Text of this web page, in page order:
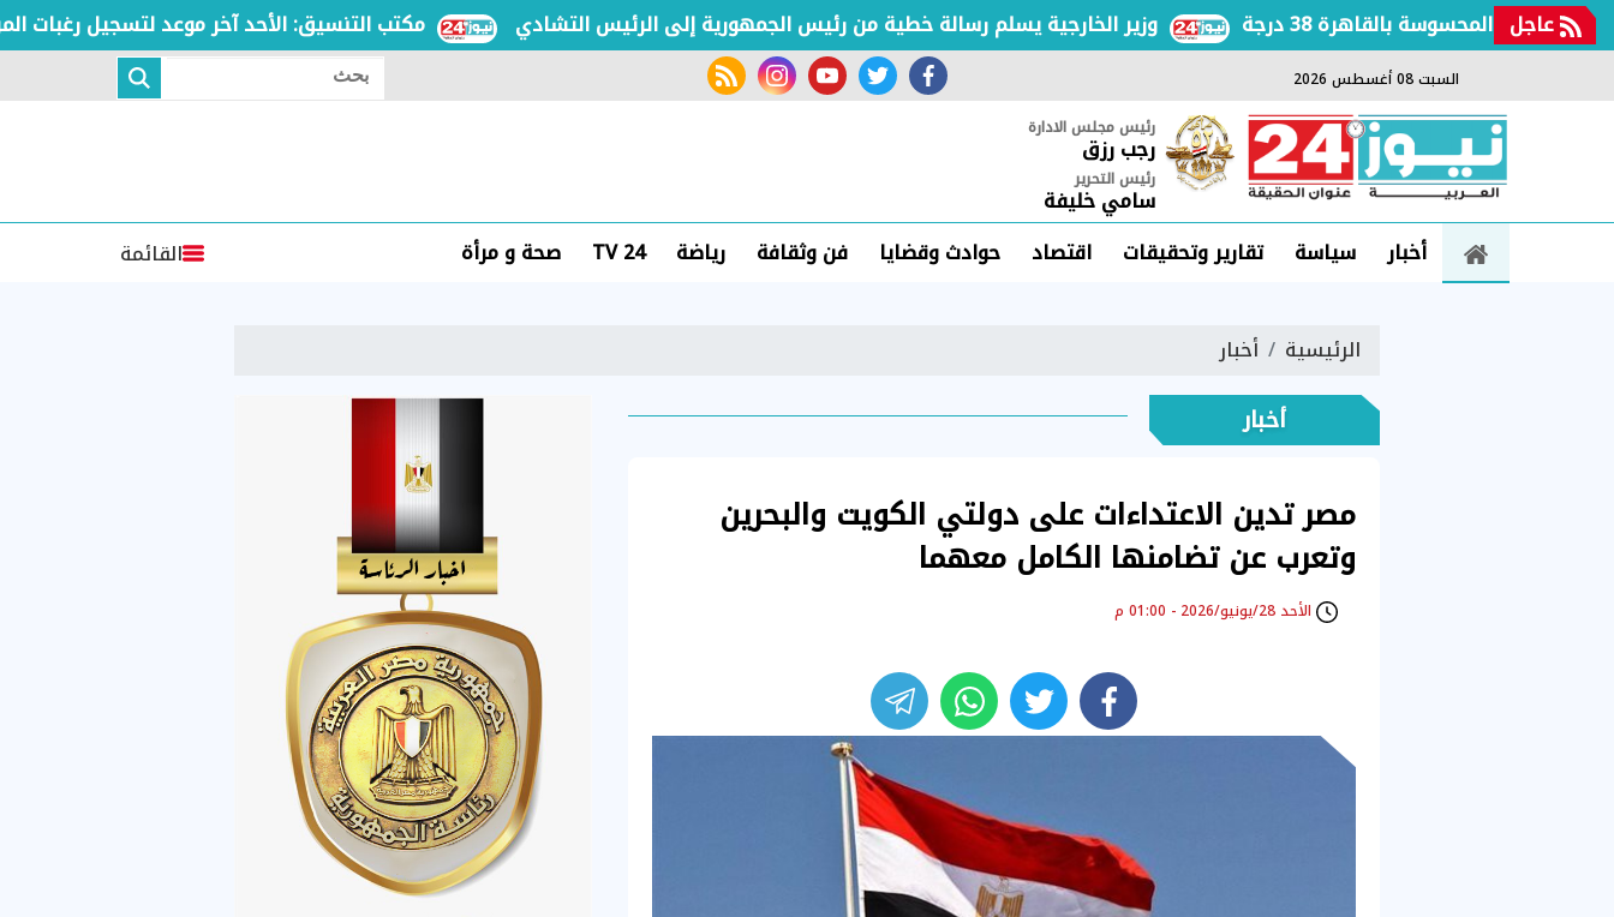
عاجل مكتب التنسيق: الأحد آخر موعد لتسجيل رغبات وزير الخارجية يسلم رسالة خطية من رئيس الجمهورية إلى الرئيس التشادي والمحسوسة بالقاهرة 38 درجة
السبت 08 أغسطس 2026 facebook
twitter
youtube
instagram
rss feed
بحث
رئيس مجلس الادارة
رجب رزق
رئيس التحرير
سامي خليفة
أخبار
سياسة تقارير وتحقيقات اقتصاد حوادث وقضايا فن وثقافة رياضة TV 24 صحة و مرأة القائمة
الرئيسية أخبار
أخبار
مصر تدين الاعتداءات على دولتي الكويت والبحرين
وتعرب عن تضامنها الكامل معهما
الأحد 28/يونيو/2026 - 01:00 م